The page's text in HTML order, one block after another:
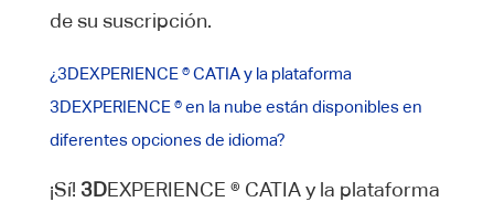
de su suscripción.
¿3DEXPERIENCE ® CATIA y la plataforma
3DEXPERIENCE ® en la nube están disponibles en
diferentes opciones de idioma?
¡Sí! 3DEXPERIENCE ® CATIA y la plataforma